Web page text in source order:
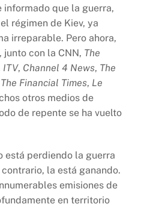
que la guerra,
régimen de Kiev, ya
irreparable. Pero ahora,
junto con la CNN, The
ITV, Channel 4 News, The
The Financial Times, Le
otros medios de
de repente se ha vuelto
está perdiendo la guerra
la está ganando.
emisiones de
en territorio